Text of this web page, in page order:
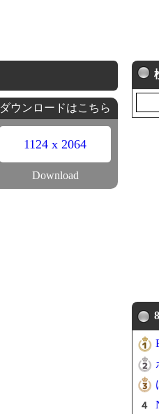
ダウンロードはこちら
1124 x 2064
Download